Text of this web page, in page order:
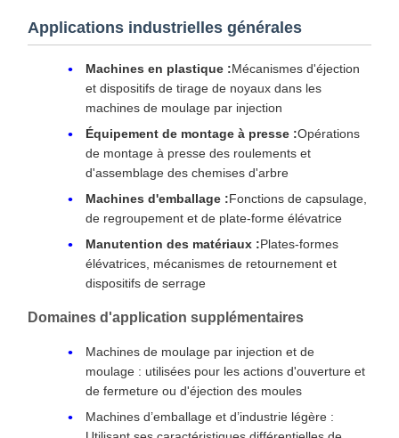
Applications industrielles générales
Machines en plastique :Mécanismes d'éjection
et dispositifs de tirage de noyaux dans les
machines de moulage par injection
Équipement de montage à presse :Opérations
de montage à presse des roulements et
d'assemblage des chemises d'arbre
Machines d'emballage :Fonctions de capsulage,
de regroupement et de plate-forme élévatrice
Manutention des matériaux :Plates-formes
élévatrices, mécanismes de retournement et
dispositifs de serrage
Domaines d'application supplémentaires
Machines de moulage par injection et de
moulage : utilisées pour les actions d'ouverture et
de fermeture ou d'éjection des moules
Machines d’emballage et d’industrie légère :